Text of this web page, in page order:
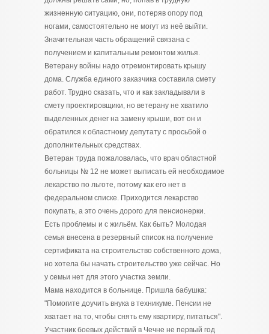
жизненную ситуацию, они, потеряв опору под
ногами, самостоятельно не могут из неё выйти.
Значительная часть обращений связана с
получением и капитальным ремонтом жилья.
Ветерану войны надо отремонтировать крышу
дома. Служба единого заказчика составила смету
работ. Трудно сказать, что и как закладывали в
смету проектировщики, но ветерану не хватило
выделенных денег на замену крыши, вот он и
обратился к областному депутату с просьбой о
дополнительных средствах.
Ветеран труда пожаловалась, что врач областной
больницы № 12 не может выписать ей необходимое
лекарство по льготе, потому как его нет в
федеральном списке. Приходится лекарство
покупать, а это очень дорого для пенсионерки.
Есть проблемы и с жильём. Как быть? Молодая
семья внесена в резервный список на получение
сертификата на строительство собственного дома,
но хотела бы начать строительство уже сейчас. Но
у семьи нет для этого участка земли.
Мама находится в больнице. Пришла бабушка:
"Помогите доучить внука в техникуме. Пенсии не
хватает на то, чтобы снять ему квартиру, питаться".
Участник боевых действий в Чечне не первый год